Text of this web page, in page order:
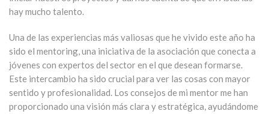
hay mucho talento.
Una de las experiencias más valiosas que he vivido este año ha
sido el mentoring, una iniciativa de la asociación que conecta a
jóvenes con expertos del sector en el que desean formarse.
Este intercambio ha sido crucial para ver las cosas con mayor
sentido y profesionalidad. Los consejos de mi mentor me han
proporcionado una visión más clara y estratégica, ayudándome